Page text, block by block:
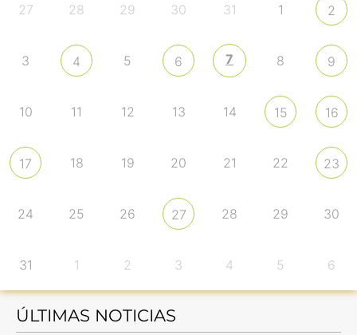
27 28 29 30 31 1 2
3 4 5 6 7 8 9
10 11 12 13 14 15 16
17 18 19 20 21 22 23
24 25 26 27 28 29 30
31 1 2 3 4 5 6
ÚLTIMAS NOTICIAS